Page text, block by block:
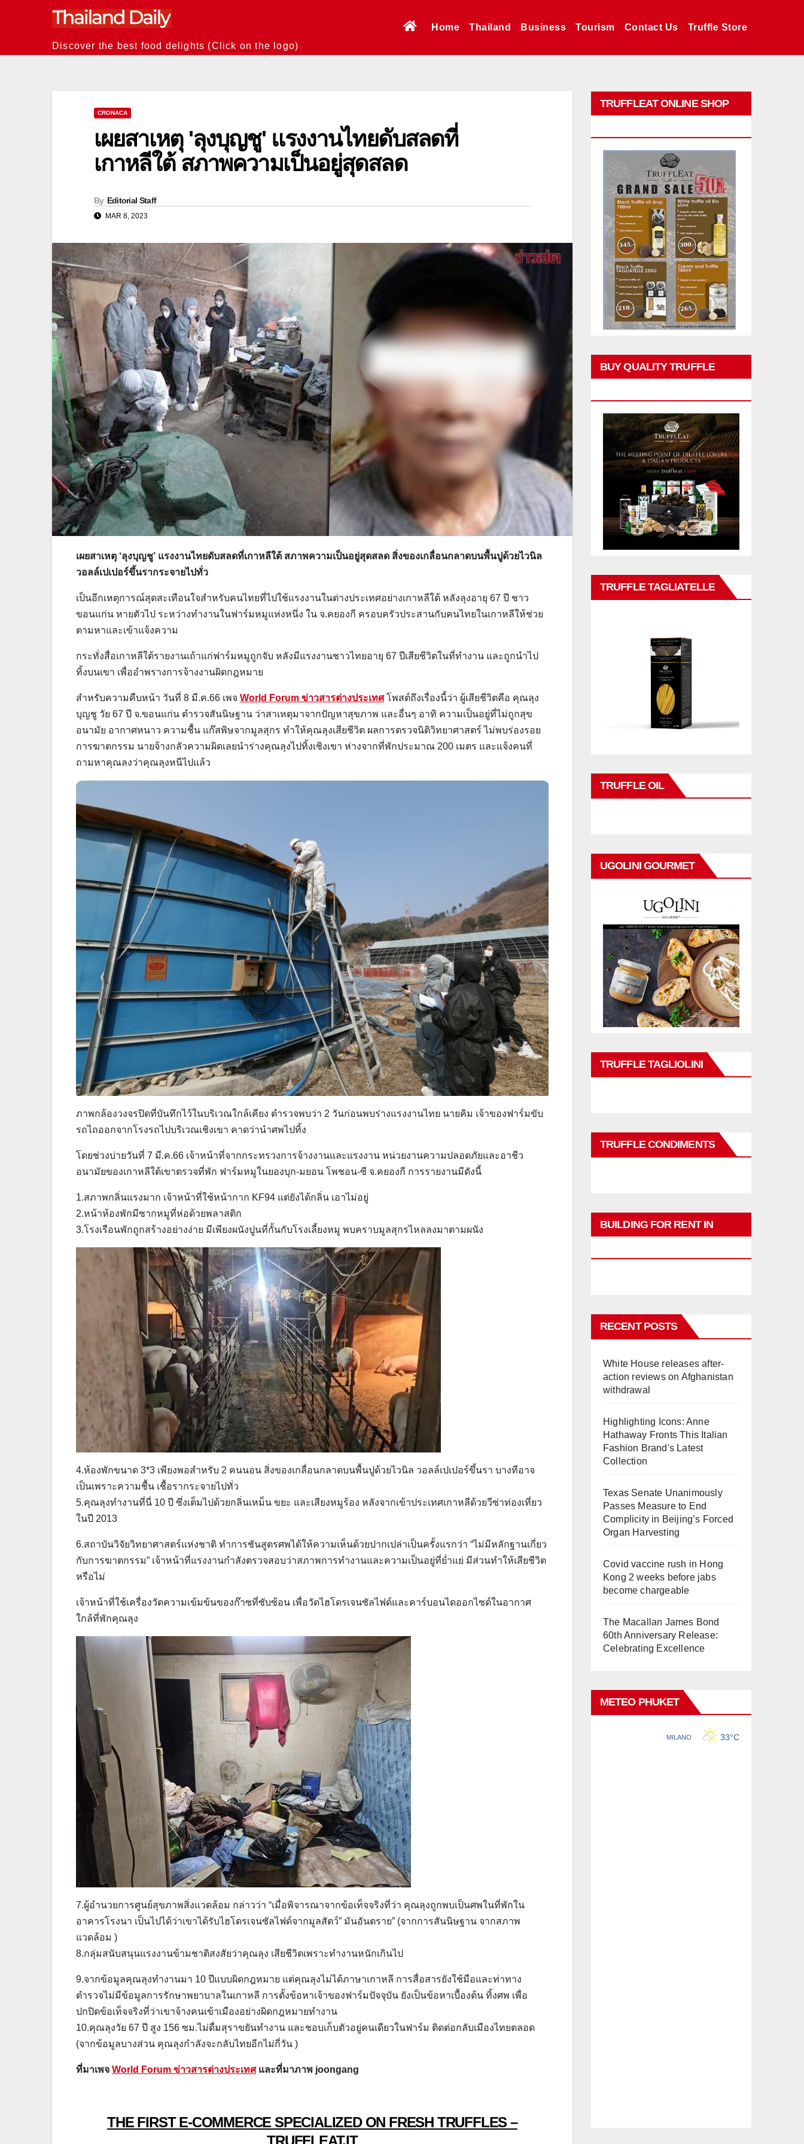
Discover the best food delights (Click on the logo)
Home Thailand Business Tourism Contact Us Truffle Store
CRONACA
เผยสาเหตุ 'ลุงบุญชู' แรงงานไทยดับสลดที่
เกาหลีใต้ สภาพความเป็นอยู่สุดสลด
By Editorial Staff
MAR 8, 2023
เผยสาเหตุ ‘ลุงบุญชู’ แรงงานไทยดับสลดที่เกาหลีใต้ สภาพความเป็นอยู่สุดสลด สิ่งของเกลื่อนกลาดบนพื้นปูด้วยไวนิล
วอลล์เปเปอร์ขึ้นรากระจายไปทั่ว
เป็นอีกเหตุการณ์สุดสะเทือนใจสำหรับคนไทยที่ไปใช้แรงงานในต่างประเทศอย่างเกาหลีใต้ หลังลุงอายุ 67 ปี ชาว
ขอนแก่น หายตัวไป ระหว่างทำงานในฟาร์มหมูแห่งหนึ่ง ใน จ.คยองกี ครอบครัวประสานกับคนไทยในเกาหลีให้ช่วย
ตามหาและเข้าแจ้งความ
กระทั่งสื่อเกาหลีใต้รายงานเถ้าแก่ฟาร์มหมูถูกจับ หลังมีแรงงานชาวไทยอายุ 67 ปีเสียชีวิตในที่ทำงาน และถูกนำไป
ทิ้งบนเขา เพื่ออำพรางการจ้างงานผิดกฎหมาย
สำหรับความคืบหน้า วันที่ 8 มี.ค.66 เพจ World Forum ข่าวสารต่างประเทศโพสต์ถึงเรื่องนี้ว่า ผู้เสียชีวิตคือ คุณลุง
บุญชู วัย 67 ปี จ.ขอนแก่น ตำรวจสันนิษฐาน ว่าสาเหตุมาจากปัญหาสุขภาพ และอื่นๆ อาทิ ความเป็นอยู่ที่ไม่ถูกสุข
อนามัย อากาศหนาว ความชื้น แก๊สพิษจากมูลสุกร ทำให้คุณลุงเสียชีวิต ผลการตรวจนิติวิทยาศาสตร์ ไม่พบร่องรอย
การฆาตกรรม นายจ้างกลัวความผิดเลยนำร่างคุณลุงไปทิ้งเชิงเขา ห่างจากที่พักประมาณ 200 เมตร และแจ้งคนที่
ถามหาคุณลงว่าคุณลุงหนีไปแล้ว
ภาพกล้องวงจรปิดที่บันทึกไว้ในบริเวณใกล้เคียง ตำรวจพบว่า 2 วันก่อนพบร่างแรงงานไทย นายคิม เจ้าของฟาร์มขับ
รถไถออกจากโรงรถไปบริเวณเชิงเขา คาดว่านำศพไปทิ้ง
โดยช่วงบ่ายวันที่ 7 มี.ค.66 เจ้าหน้าที่จากกระทรวงการจ้างงานและแรงงาน หน่วยงานความปลอดภัยและอาชีว
อนามัยของเกาหลีใต้เขาตรวจที่พัก ฟาร์มหมูในยองบุก-มยอน โพชอน-ซี จ.คยองกี การรายงานมีดังนี้
1.สภาพกลิ่นแรงมาก เจ้าหน้าที่ใช้หน้ากาก KF94 แต่ยังได้กลิ่น เอาไม่อยู่
2.หน้าห้องพักมีซากหมูที่ห่อด้วยพลาสติก
3.โรงเรือนพักถูกสร้างอย่างง่าย มีเพียงผนังปูนที่กั้นกับโรงเลี้ยงหมู พบคราบมูลสุกรไหลลงมาตามผนัง
4.ห้องพักขนาด 3*3 เพียงพอสำหรับ 2 คนนอน สิ่งของเกลื่อนกลาดบนพื้นปูด้วยไวนิล วอลล์เปเปอร์ขึ้นรา บางทีอาจ
เป็นเพราะความชื้น เชื้อรากระจายไปทั่ว
5.คุณลุงทำงานที่นี่ 10 ปี ซึ่งเต็มไปด้วยกลิ่นเหม็น ขยะ และเสียงหมูร้อง หลังจากเข้าประเทศเกาหลีด้วยวีซ่าท่องเที่ยว
ในปี 2013
6.สถาบันวิจัยวิทยาศาสตร์แห่งชาติ ทำการชันสูตรศพได้ให้ความเห็นด้วยปากเปล่าเป็นครั้งแรกว่า “ไม่มีหลักฐานเกี่ยว
กับการฆาตกรรม” เจ้าหน้าที่แรงงานกำลังตรวจสอบว่าสภาพการทำงานและความเป็นอยู่ที่ย่ำแย่ มีส่วนทำให้เสียชีวิต
หรือไม่
เจ้าหน้าที่ใช้เครื่องวัดความเข้มข้นของก๊าซที่ซับซ้อน เพื่อวัดไฮโดรเจนซัลไฟด์และคาร์บอนไดออกไซด์ในอากาศ
ใกล้ที่พักคุณลุง
7.ผู้อำนวยการศูนย์สุขภาพสิ่งแวดล้อม กล่าวว่า “เมื่อพิจารณาจากข้อเท็จจริงที่ว่า คุณลุงถูกพบเป็นศพในที่พักใน
อาคารโรงนา เป็นไปได้ว่าเขาได้รับไฮโดรเจนซัลไฟด์จากมูลสัตว์” มันอันตราย” (จากการสันนิษฐาน จากสภาพ
แวดล้อม )
8.กลุ่มสนับสนุนแรงงานข้ามชาติสงสัยว่าคุณลุง เสียชีวิตเพราะทำงานหนักเกินไป
9.จากข้อมูลคุณลุงทำงานมา 10 ปีแบบผิดกฎหมาย แต่คุณลุงไม่ได้ภาษาเกาหลี การสื่อสารยังใช้มือและท่าทาง
ตำรวจไม่มีข้อมูลการรักษาพยาบาลในเกาหลี การตั้งข้อหาเจ้าของฟาร์มปัจจุบัน ยังเป็นข้อหาเบื้องต้น ทิ้งศพ เพื่อ
ปกปิดข้อเท็จจริงที่ว่าเขาจ้างคนเข้าเมืองอย่างผิดกฎหมายทำงาน
10.คุณลุงวัย 67 ปี สูง 156 ซม.ไม่ดื่มสุราขยันทำงาน และชอบเก็บตัวอยู่คนเดียวในฟาร์ม ติดต่อกลับเมืองไทยตลอด
(จากข้อมูลบางส่วน คุณลุงกำลังจะกลับไทยอีกไม่กี่วัน )
ที่มาเพจ World Forum ข่าวสารต่างประเทศและที่มาภาพ joongang
THE FIRST E-COMMERCE SPECIALIZED ON FRESH TRUFFLES –
TRUFFLEAT.IT
TRUFFLEAT ONLINE SHOP
BUY QUALITY TRUFFLE
TRUFFLE TAGLIATELLE
TRUFFLE OIL
UGOLINI GOURMET
TRUFFLE TAGLIOLINI
TRUFFLE CONDIMENTS
BUILDING FOR RENT IN
RECENT POSTS
White House releases after-
action reviews on Afghanistan
withdrawal
Highlighting Icons: Anne
Hathaway Fronts This Italian
Fashion Brand's Latest
Collection
Texas Senate Unanimously
Passes Measure to End
Complicity in Beijing’s Forced
Organ Harvesting
Covid vaccine rush in Hong
Kong 2 weeks before jabs
become chargeable
The Macallan James Bond
60th Anniversary Release:
Celebrating Excellence
METEO PHUKET